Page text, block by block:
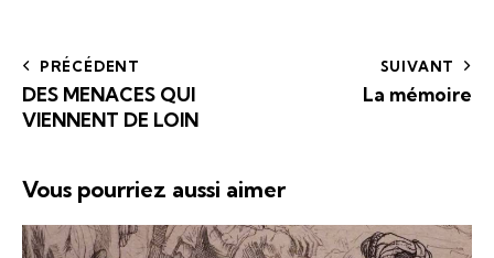
PRÉCÉDENT
DES MENACES QUI
VIENNENT DE LOIN
SUIVANT
La mémoire
Vous pourriez aussi aimer